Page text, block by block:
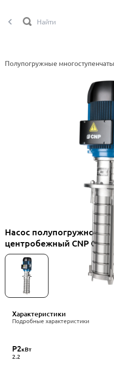
Полупогружные
Насос полупогружной
центробежный CNP
Характеристики
Подробные характеристики
P2кВт
2.2